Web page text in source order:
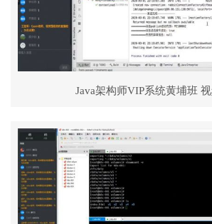
Java架构师VIP系统黄埔班